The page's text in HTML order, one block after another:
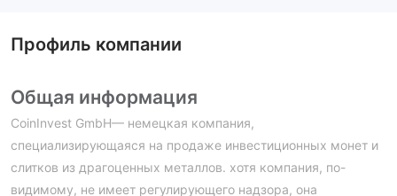
Профиль компании
Общая информация
CoinInvest GmbH— немецкая компания,
специализирующаяся на продаже инвестиционных монет и
слитков из драгоценных металлов. хотя компания, по-
видимому, не имеет регулирующего надзора, она